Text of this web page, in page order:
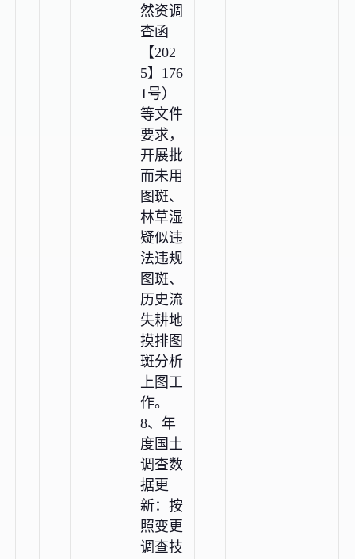
然资调
查函
【202
5】176
1号）
等文件
要求，
开展批
而未用
图斑、
林草湿
疑似违
法违规
图斑、
历史流
失耕地
摸排图
斑分析
上图工
作。
8、年
度国土
调查数
据更
新：按
照变更
调查技